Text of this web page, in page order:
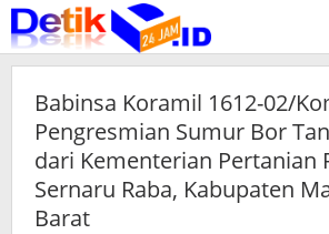
Skip
to
content
Babinsa Koramil 1612-02/
Pengresmian Sumur Bor
dari Kementerian Pertanian
Sernaru Raba, Kabupaten
Barat